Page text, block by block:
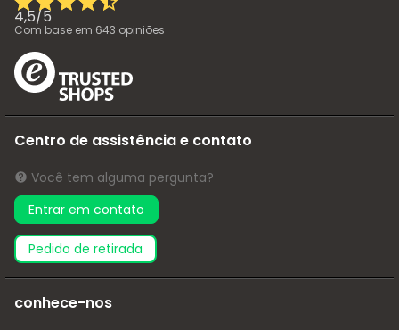
4,5/5
Com base em 643 opiniões
Centro de assistência e contato
Você tem alguma pergunta?
Entrar em contato
pedido de retirada
conhece-nos